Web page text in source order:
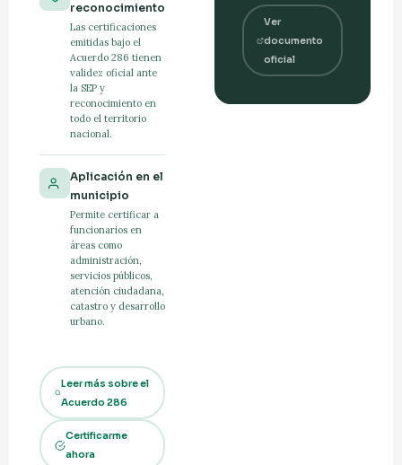
reconocimiento
Las certificaciones
emitidas bajo el
Acuerdo 286 tienen
validez oficial ante
la SEP y
reconocimiento en
todo el territorio
nacional.
Aplicación en el
municipio
Permite certificar a
funcionarios en
áreas como
administración,
servicios públicos,
atención ciudadana,
catastro y desarrollo
urbano.
Leer más sobre el
Acuerdo 286
Certificarme
ahora
Ver
documento
oficial